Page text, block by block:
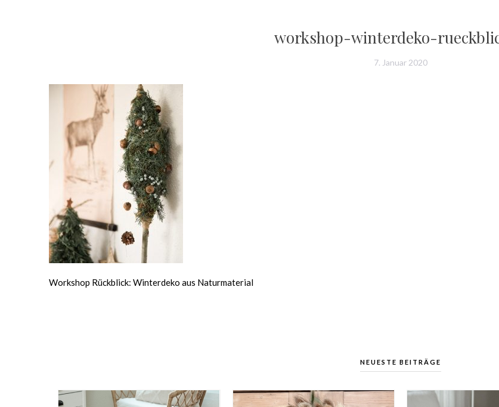
workshop-winterdeko-
7. Januar 2020
Workshop Rückblick: Winterdeko aus Naturmaterial
NEUESTE BEITRÄGE